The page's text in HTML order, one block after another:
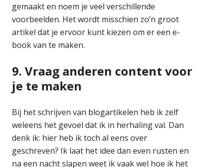
gemaakt en noem je veel verschillende
voorbeelden. Het wordt misschien zo’n groot
artikel dat je ervoor kunt kiezen om er een e-
book van te maken.
9. Vraag anderen content voor
je te maken
Bij het schrijven van blogartikelen heb ik zelf
weleens het gevoel dat ik in herhaling val. Dan
denk ik: hier heb ik toch al eens over
geschreven? Ik laat het idee dan even rusten en
na een nacht slapen weet ik vaak wel hoe ik het